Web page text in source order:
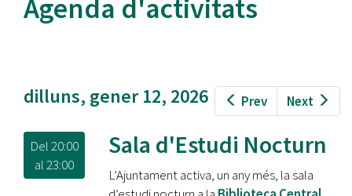
Agenda d'activitats
Prev Next
dilluns, gener 12, 2026
Del20:00
al23:00
Sala d'Estudi Nocturn
L’Ajuntament activa, un any més, la sala